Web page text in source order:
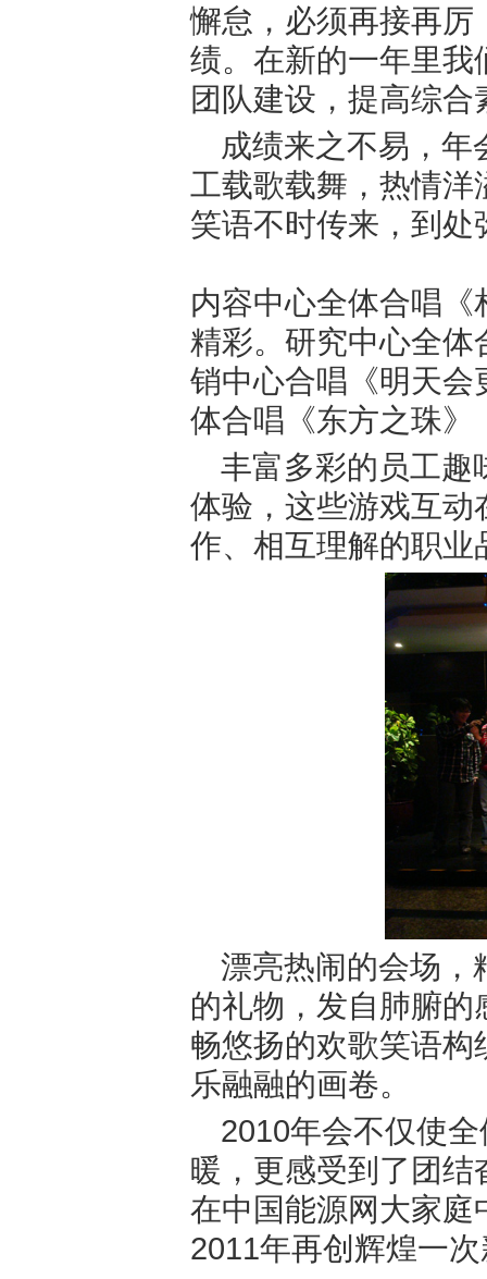
懈怠，必须再接再厉
绩。在新的一年里我
团队建设，提高综
成绩来之不易，年
工载歌载舞，热情洋
笑语不时传来，到
内容中心全体合唱
精彩。研究中心全体
销中心合唱《明天会
体合唱《东方之珠》
丰富多彩的员工趣
体验，这些游戏互动
作、相互理解的职业
漂亮热闹的会场，
的礼物，发自肺腑
畅悠扬的欢歌笑语
乐融融的画卷。
2010年会不仅使
暖，更感受到了团
在中国能源网大家庭
2011年再创辉煌一